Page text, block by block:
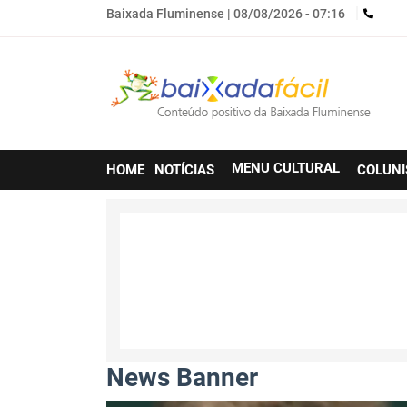
Baixada Fluminense | 08/08/2026 - 07:16
Main
navigation
HOME NOTÍCIAS MENU CULTURAL
News Banner